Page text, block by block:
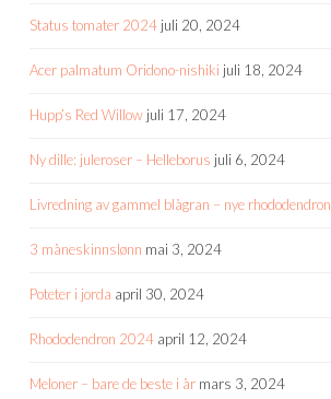
Status tomater 2024 juli 20, 2024
Acer palmatum Oridono-nishiki juli 18, 2024
Hupp’s Red Willow juli 17, 2024
Ny dille: juleroser – Helleborus juli 6, 2024
Livredning av gammel blågran – nye
3 måneskinnslønn mai 3, 2024
Poteter i jorda april 30, 2024
Rhododendron 2024 april 12, 2024
Meloner – bare de beste i år mars 3, 2024